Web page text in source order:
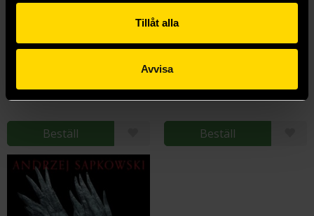
Tillåt alla
Avvisa
Crossroads of Ravens
249 kr
Beställ
Andrzej Sapkowski
329 kr
Beställ